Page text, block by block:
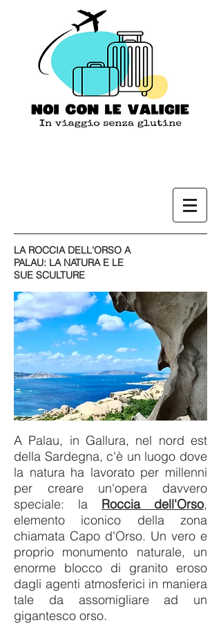
LA ROCCIA DELL'ORSO A
PALAU: LA NATURA E LE
SUE SCULTURE
A Palau, in Gallura, nel nord est
della Sardegna, c'è un luogo dove
la natura ha lavorato per millenni
per creare un'opera davvero
speciale: la Roccia dell'Orso,
elemento iconico della zona
chiamata Capo d'Orso. Un vero e
proprio monumento naturale, un
enorme blocco di granito eroso
dagli agenti atmosferici in maniera
tale da assomigliare ad un
gigantesco orso.